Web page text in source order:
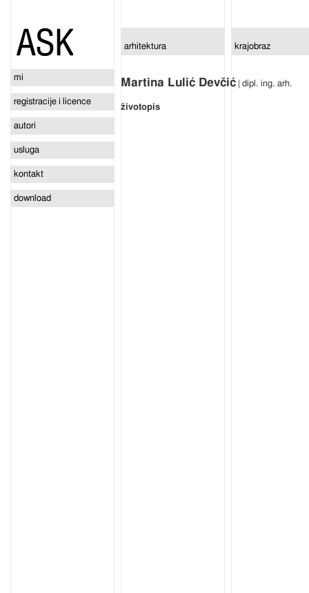
arhitektura krajobraz
mi
registracije i licence
autori
usluga
kontakt
download
Martina Lulić Devčić | dipl. ing. arh.
životopis